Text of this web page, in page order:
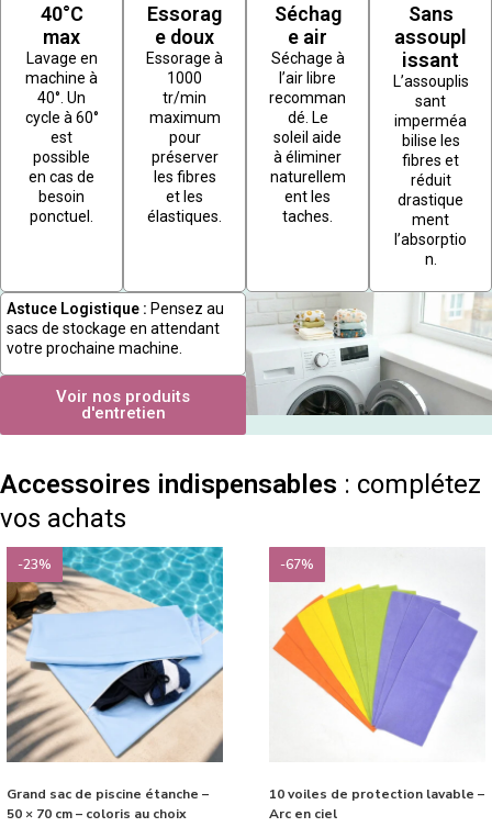
40°C
max
Lavage en
machine à
40°. Un
cycle à 60°
est
possible
en cas de
besoin
ponctuel.
Essorag
e doux
Essorage à
1000
tr/min
maximum
pour
préserver
les fibres
et les
élastiques.
Séchag
e air
Séchage à
l’air libre
recomman
dé. Le
soleil aide
à éliminer
naturellem
ent les
taches.
Sans
assoupl
issant
L’assouplis
sant
imperméa
bilise les
fibres et
réduit
drastique
ment
l’absorptio
n.
Astuce Logistique : Pensez au
sacs de stockage en attendant
votre prochaine machine.
Voir nos produits
d'entretien
Accessoires indispensables : complétez
vos achats
-23%
Grand sac de piscine étanche –
50 × 70 cm – coloris au choix
-67%
10 voiles de protection lavable –
Arc en ciel